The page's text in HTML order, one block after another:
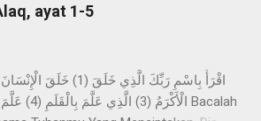
ayat 1-5